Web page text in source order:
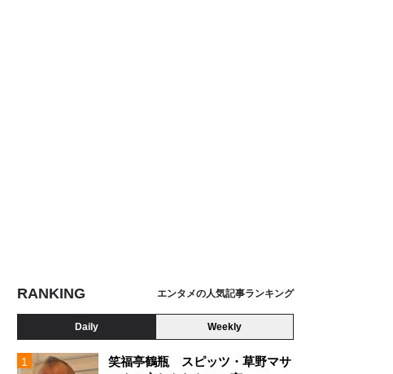
RANKING エンタメの人気記事ランキング
Daily Weekly
笑福亭鶴瓶 スピッツ・草野マサ